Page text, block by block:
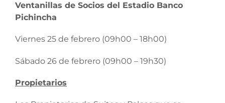
Ventanillas de Socios del Estadio Banco
Pichincha
Viernes 25 de febrero (09h00 – 18h00)
Sábado 26 de febrero (09h00 – 19h30)
Propietarios